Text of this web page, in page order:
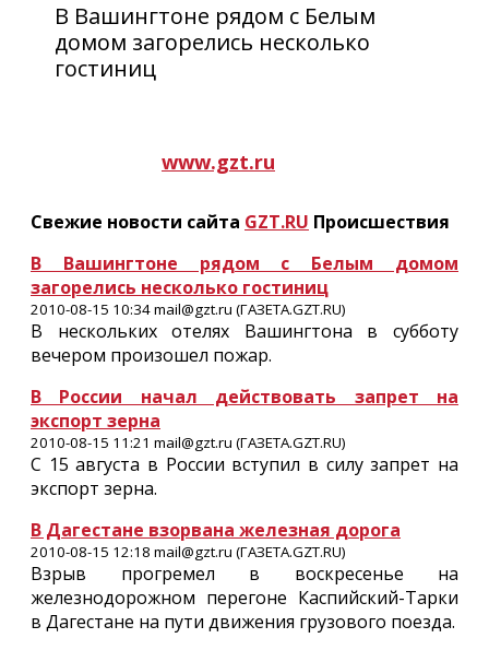
В Вашингтоне рядом с Белым
домом загорелись несколько
гостиниц
www.gzt.ru
Свежие новости сайта GZT.RU Происшествия
В Вашингтоне рядом с Белым домом
загорелись несколько гостиниц
2010-08-15 10:34 mail@gzt.ru (ГАЗЕТА.GZT.RU)
В нескольких отелях Вашингтона в субботу
вечером произошел пожар.
В России начал действовать запрет на
экспорт зерна
2010-08-15 11:21 mail@gzt.ru (ГАЗЕТА.GZT.RU)
С 15 августа в России вступил в силу запрет на
экспорт зерна.
В Дагестане взорвана железная дорога
2010-08-15 12:18 mail@gzt.ru (ГАЗЕТА.GZT.RU)
Взрыв прогремел в воскресенье на
железнодорожном перегоне Каспийский-Тарки
в Дагестане на пути движения грузового поезда.